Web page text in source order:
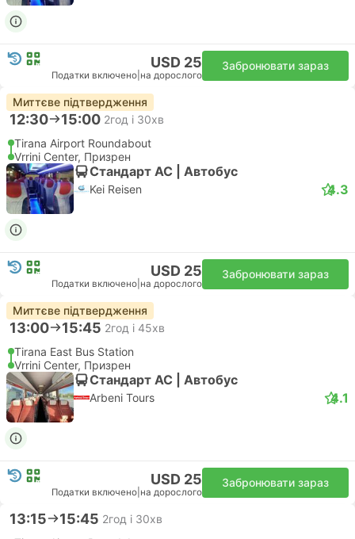
USD 25
Податки включено на дорослого
Забронювати зараз
Миттєве підтвердження
12:30 15:00 2год і 30хв
Tirana Airport Roundabout
Vrrini Center, Призрен
Стандарт АС | Автобус
Kei Reisen 4.3
USD 25
Податки включено на дорослого
Забронювати зараз
Миттєве підтвердження
13:00 15:45 2год і 45хв
Tirana East Bus Station
Vrrini Center, Призрен
Стандарт АС | Автобус
Arbeni Tours 4.1
USD 25
Податки включено на дорослого
Забронювати зараз
13:15 15:45 2год і 30хв